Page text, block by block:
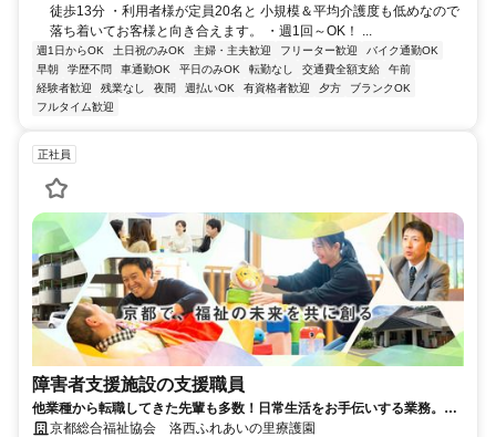
徒歩13分 ・利用者様が定員20名と 小規模＆平均介護度も低めなので
落ち着いてお客様と向き合えます。 ・週1回～OK！ ...
週1日からOK 土日祝のみOK 主婦・主夫歓迎 フリーター歓迎
バイク通勤OK
早朝
学歴不問 車通勤OK 平日のみOK 転勤なし 交通費全額支給
午前
経験者歓迎
残業なし 夜間 週払いOK 有資格者歓迎 夕方
ブランクOK
フルタイム歓迎
正社員
障害者支援施設の支援職員
他業種から転職してきた先輩も多数！日常生活をお手伝いする業務。社
会貢献度の高い、やりがいあるお仕事です。
京都総合福祉協会 洛西ふれあいの里療護園